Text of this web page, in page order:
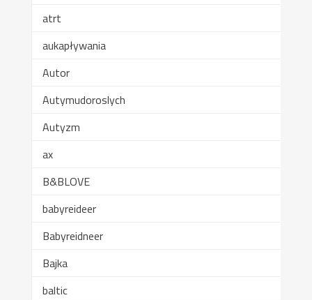
atrt
aukapływania
Autor
Autymudoroslych
Autyzm
ax
B&BLOVE
babyreideer
Babyreidneer
Bajka
baltic